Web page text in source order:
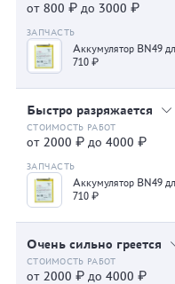
от 800 ₽ до 3000 ₽
Аккумулятор BN49
710 ₽
Быстро разряжается
от 2000 ₽ до 4000 ₽
Аккумулятор BN49
710 ₽
Очень сильно греется
от 2000 ₽ до 4000 ₽